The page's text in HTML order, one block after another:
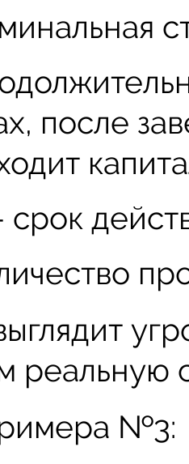
после
реальную
№3: